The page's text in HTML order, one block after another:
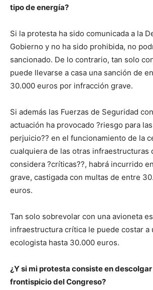
tipo de energía?
Si la protesta ha sido comunicada a la
Gobierno y no ha sido prohibida, no
sancionado. De lo contrario, tan solo
puede llevarse a casa una sanción de
30.000 euros por infracción grave.
Si además las Fuerzas de Seguridad
actuación ha provocado ?riesgo para
perjuicio?? en el funcionamiento de la
cualquiera de las otras infraestructuras
considera ?críticas??, habrá incurrido
grave, castigada con multas de entre
euros.
Tan solo sobrevolar con una avioneta
infraestructura crítica le puede costar a
ecologista hasta 30.000 euros.
¿Y si mi protesta consiste en
frontispicio del Congreso?